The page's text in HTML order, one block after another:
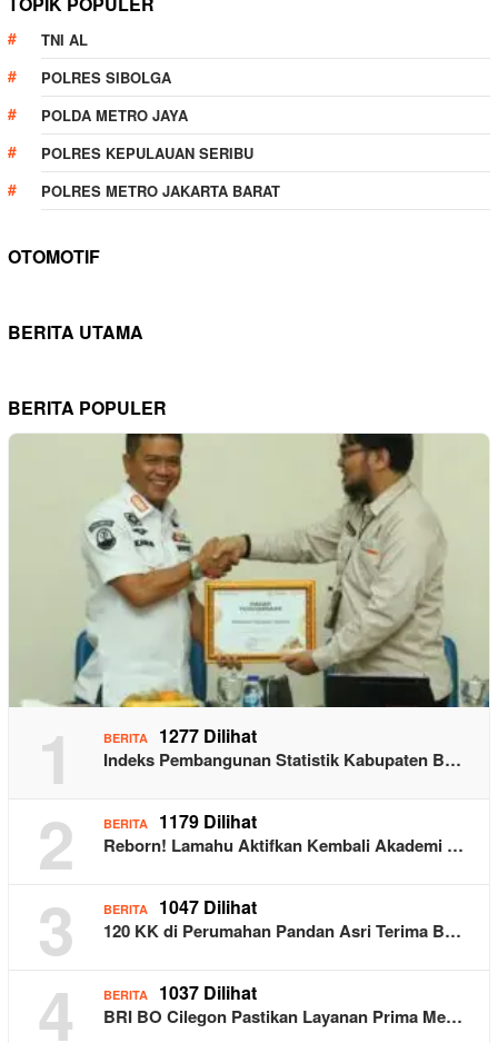
TNI AL
POLRES SIBOLGA
POLDA METRO JAYA
POLRES KEPULAUAN SERIBU
POLRES METRO JAKARTA BARAT
OTOMOTIF
BERITA UTAMA
BERITA POPULER
1 BERITA 1277 Dilihat
Indeks Pembangunan Statistik Kabupaten B…
2 BERITA 1179 Dilihat
Reborn! Lamahu Aktifkan Kembali Akademi …
3 BERITA 1047 Dilihat
120 KK di Perumahan Pandan Asri Terima B…
4 BERITA 1037 Dilihat
BRI BO Cilegon Pastikan Layanan Prima Me…